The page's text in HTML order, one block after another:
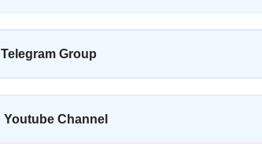
Telegram Group
Youtube Channel